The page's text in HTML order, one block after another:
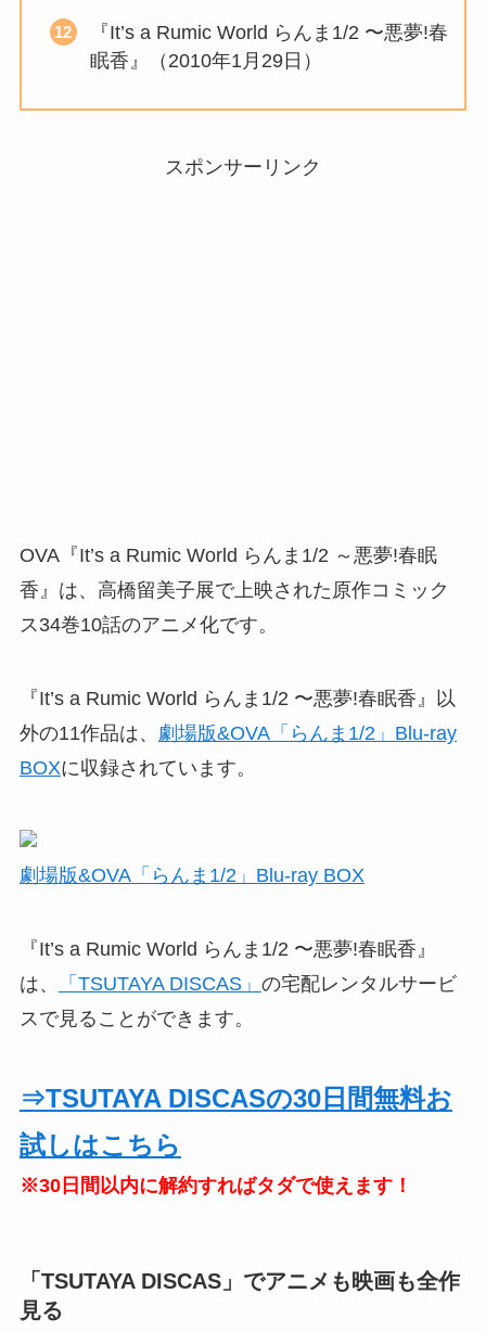
『It’s a Rumic World らんま1/2 〜悪夢!春
眠香』（2010年1月29日）
スポンサーリンク
OVA『It’s a Rumic World らんま1/2 ～悪夢!春眠
香』は、高橋留美子展で上映された原作コミック
ス34巻10話のアニメ化です。
『It’s a Rumic World らんま1/2 〜悪夢!春眠香』以
外の11作品は、 劇場版&OVA「らんま1/2」Blu-ray
BOXに収録されています。
劇場版&OVA「らんま1/2」Blu-ray BOX
『It’s a Rumic World らんま1/2 〜悪夢!春眠香』
は、
「TSUTAYA DISCAS」 の宅配レンタルサービ
スで見ることができます。
⇒TSUTAYA DISCASの30日間無料お
試しはこちら
※30日間以内に解約すればタダで使えます！
「TSUTAYA DISCAS」でアニメも映画も全作
見る